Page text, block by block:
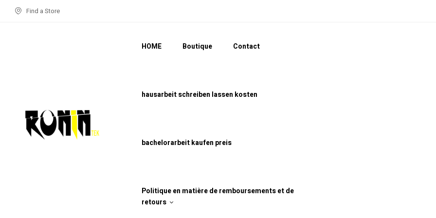
Find a Store
HOME Boutique Contact
hausarbeit schreiben lassen kosten
bachelorarbeit kaufen preis
Politique en matière de remboursements et de
retours